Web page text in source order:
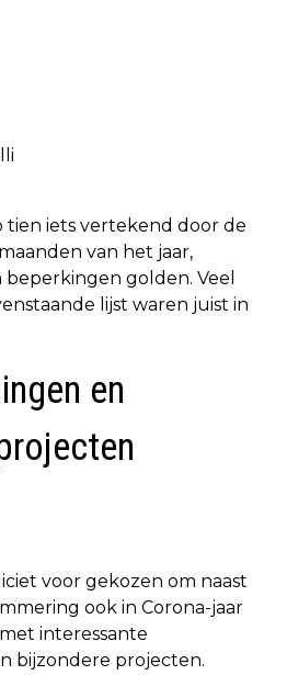
tien iets vertekend door de
van het jaar,
golden. Veel
lijst waren juist in
en
voor gekozen om naast
ook in Corona-jaar
interessante
bijzondere projecten.